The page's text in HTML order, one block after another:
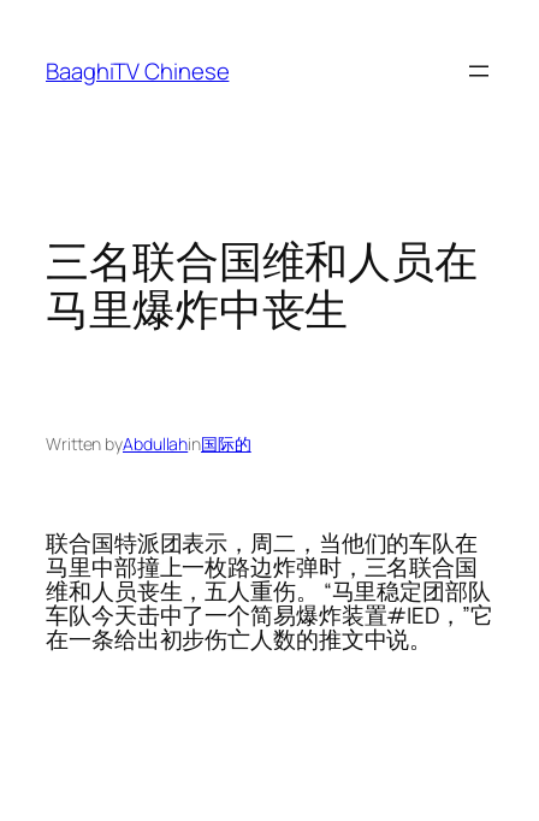
content
BaaghiTV Chinese
三名联合国维和人员在
马里爆炸中丧生
Written byAbdullahin国际的
联合国特派团表示，周二，当他们的车队在
马里中部撞上一枚路边炸弹时，三名联合国
维和人员丧生，五人重伤。 “马里稳定团部队
车队今天击中了一个简易爆炸装置#IED，”它
在一条给出初步伤亡人数的推文中说。